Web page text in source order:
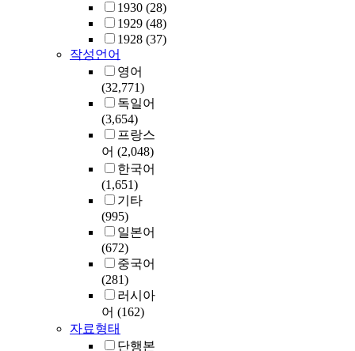
1930 (28)
1929 (48)
1928 (37)
작성언어
영어
(32,771)
독일어
(3,654)
프랑스
어 (2,048)
한국어
(1,651)
기타
(995)
일본어
(672)
중국어
(281)
러시아
어 (162)
자료형태
단행본